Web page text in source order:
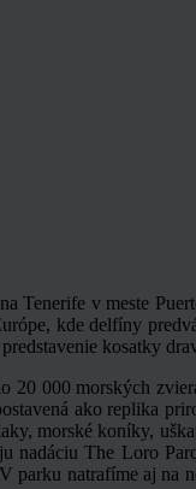
Tenerife v meste
kde delfíny
kosatky
000 morských
ako replika
morské koníky,
nadáciu The Loro
parku natrafíme aj